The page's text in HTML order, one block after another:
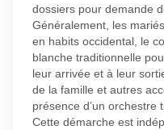
dossiers pour demande
Généralement, les
en habits occidental, le
blanche traditionnelle
leur arrivée et à leur
de la famille et autres
présence d’un orchestre
Cette démarche est